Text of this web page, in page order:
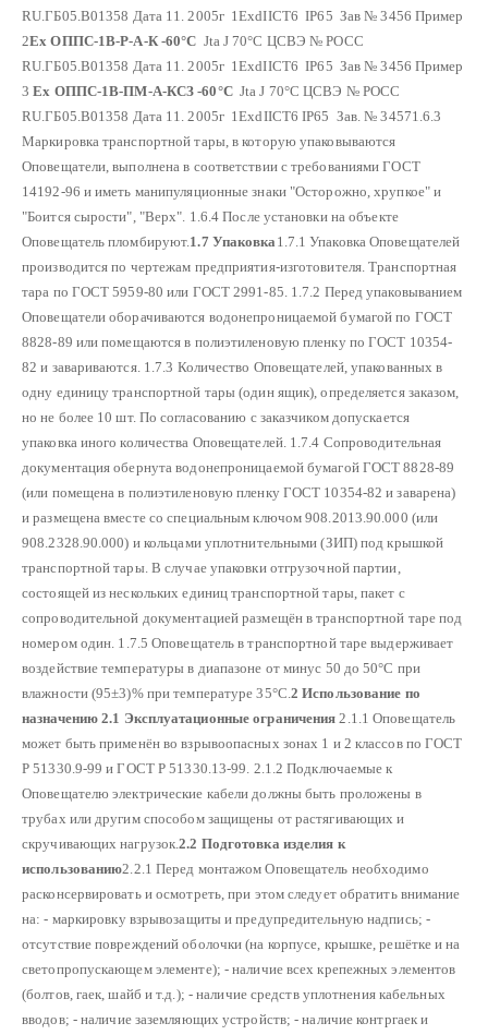
RU.ГБ05.В01358 Дата 11. 2005г 1ExdIIСТ6 IP65 Зав № 3456 Пример
2Ех ОППС-1В-Р-А-К -60°С Јta Ј 70°С ЦСВЭ № РОСС
RU.ГБ05.В01358 Дата 11. 2005г 1ExdIIСТ6 IP65 Зав № 3456 Пример
3Ех ОППС-1В-ПМ-А-КСЗ -60°С ЈtaЈ 70°С ЦСВЭ № РОСС
RU.ГБ05.В01358 Дата 11. 2005г 1ExdIIСТ6 IP65 Зав. № 34571.6.3
Маркировка транспортной тары, в которую упаковываются
Оповещатели, выполнена в соответствии с требованиями ГОСТ
14192-96 и иметь манипуляционные знаки "Осторожно, хрупкое" и
"Боится сырости", "Верх". 1.6.4 После установки на объекте
Оповещатель пломбируют. 1.7 Упаковка 1.7.1 Упаковка Оповещателей
производится по чертежам предприятия-изготовителя. Транспортная
тара по ГОСТ 5959-80 или ГОСТ 2991-85. 1.7.2 Перед упаковыванием
Оповещатели оборачиваются водонепроницаемой бумагой по ГОСТ
8828-89 или помещаются в полиэтиленовую пленку по ГОСТ 10354-
82 и завариваются. 1.7.3 Количество Оповещателей, упакованных в
одну единицу транспортной тары (один ящик), определяется заказом,
но не более 10 шт. По согласованию с заказчиком допускается
упаковка иного количества Оповещателей. 1.7.4 Сопроводительная
документация обернута водонепроницаемой бумагой ГОСТ 8828-89
(или помещена в полиэтиленовую пленку ГОСТ 10354-82 и заварена)
и размещена вместе со специальным ключом 908.2013.90.000 (или
908.2328.90.000) и кольцами уплотнительными (ЗИП) под крышкой
транспортной тары. В случае упаковки отгрузочной партии,
состоящей из нескольких единиц транспортной тары, пакет с
сопроводительной документацией размещён в транспортной таре под
номером один. 1.7.5 Оповещатель в транспортной таре выдерживает
воздействие температуры в диапазоне от минус 50 до 50°С при
влажности (95±3)% при температуре 35°С. 2 Использование по
назначению 2.1 Эксплуатационные ограничения 2.1.1 Оповещатель
может быть применён во взрывоопасных зонах 1 и 2 классов по ГОСТ
Р 51330.9-99 и ГОСТ Р 51330.13-99. 2.1.2 Подключаемые к
Оповещателю электрические кабели должны быть проложены в
трубах или другим способом защищены от растягивающих и
скручивающих нагрузок.2.2 Подготовка изделия к
использованию2.2.1 Перед монтажом Оповещатель необходимо
расконсервировать и осмотреть, при этом следует обратить внимание
на: - маркировку взрывозащиты и предупредительную надпись; -
отсутствие повреждений оболочки (на корпусе, крышке, решётке и на
светопропускающем элементе); - наличие всех крепежных элементов
(болтов, гаек, шайб и т.д.); - наличие средств уплотнения кабельных
вводов; - наличие заземляющих устройств; - наличие контргаек и